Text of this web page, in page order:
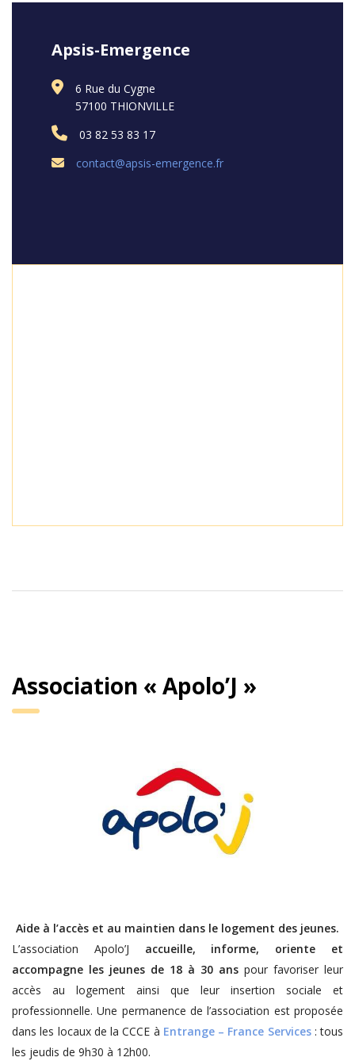
Apsis-Emergence
6 Rue du Cygne
57100 THIONVILLE
03 82 53 83 17
contact@apsis-emergence.fr
Association « Apolo’J »
Aide à l’accès et au maintien dans le logement des jeunes.
L’association Apolo’J accueille, informe, oriente et
accompagne les jeunes de 18 à 30 ans pour favoriser leur
accès au logement ainsi que leur insertion sociale et
professionnelle. Une permanence de l’association est proposée
dans les locaux de la CCCE à Entrange – France Services: tous
les jeudis de 9h30 à 12h00.